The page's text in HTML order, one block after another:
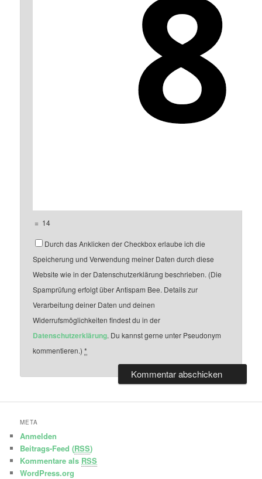
= 14
Durch das Anklicken der Checkbox erlaube ich die
Speicherung und Verwendung meiner Daten durch diese
Website wie in der Datenschutzerklärung beschrieben. (Die
Spamprüfung erfolgt über Antispam Bee. Details zur
Verarbeitung deiner Daten und deinen
Widerrufsmöglichkeiten findest du in der
Datenschutzerklärung. Du kannst gerne unter Pseudonym
kommentieren.)*
META
Anmelden
Beitrags-Feed (RSS)
Kommentare als RSS
WordPress.org